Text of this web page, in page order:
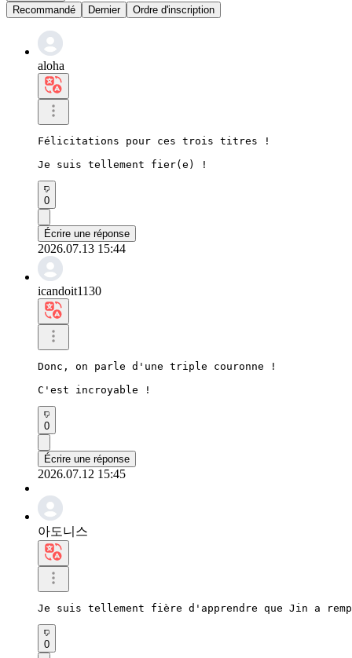
Recommandé
Dernier Ordre d'inscription
aloha
Félicitations pour ces trois titres !
Je suis tellement fier(e) !
0
Écrire une réponse
2026.07.13 15:44
icandoit1130
Donc, on parle d'une triple couronne !
C'est incroyable !
0
Écrire une réponse
2026.07.12 15:45
아도니스
Je suis tellement fière d'apprendre que Jin a
0